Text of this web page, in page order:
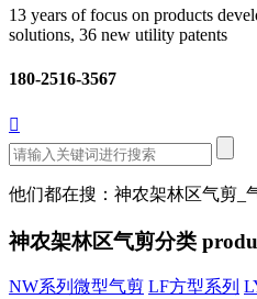
13 years of focus on products
solutions, 36 new utility patents
180-2516-3567

他们都在搜：神农架林区气剪_
神农架林区气剪分类
NW系列微型气剪 LF方型系列